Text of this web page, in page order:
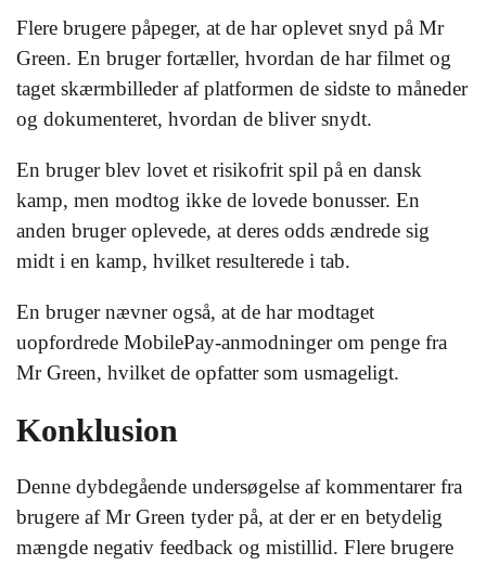
Flere brugere påpeger, at de har oplevet snyd på Mr
Green. En bruger fortæller, hvordan de har filmet og
taget skærmbilleder af platformen de sidste to måneder
og dokumenteret, hvordan de bliver snydt.
En bruger blev lovet et risikofrit spil på en dansk
kamp, men modtog ikke de lovede bonusser. En
anden bruger oplevede, at deres odds ændrede sig
midt i en kamp, hvilket resulterede i tab.
En bruger nævner også, at de har modtaget
uopfordrede MobilePay-anmodninger om penge fra
Mr Green, hvilket de opfatter som usmageligt.
Konklusion
Denne dybdegående undersøgelse af kommentarer fra
brugere af Mr Green tyder på, at der er en betydelig
mængde negativ feedback og mistillid. Flere brugere